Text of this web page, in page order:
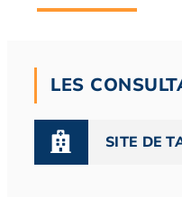
LES
SITE DE